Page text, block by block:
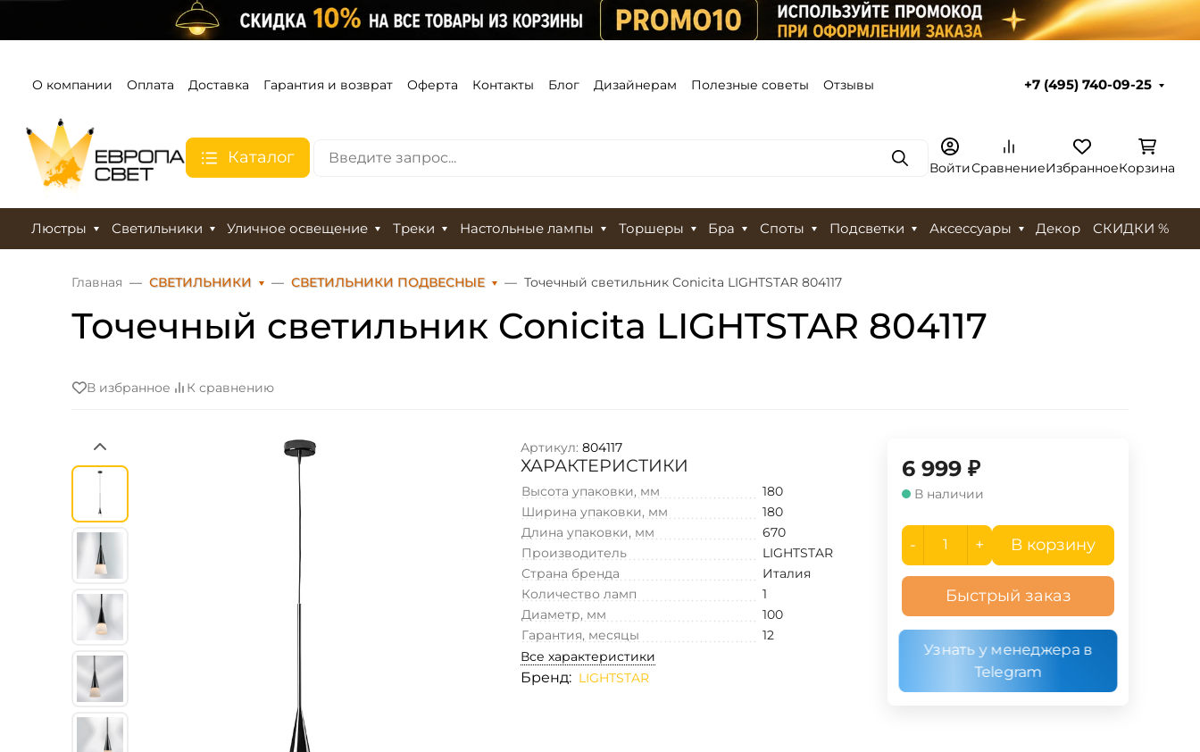
О компании Оплата Доставка Гарантия и возврат Оферта Контакты Блог Дизайнерам Полезные советы Отзывы +7 (495) 740-09-25
Каталог ПоискВойтиСравнениеИзбранноеКорзина
Люстры Светильники Уличное освещение Треки Настольные лампы Торшеры Бра Споты Подсветки Аксессуары Декор СКИДКИ %
Главная СВЕТИЛЬНИКИ СВЕТИЛЬНИКИ ПОДВЕСНЫЕ Точечный светильник Conicita LIGHTSTAR 804117
Точечный светильник Conicita LIGHTSTAR 804117
В избранное К сравнению
Артикул: 804117
ХАРАКТЕРИСТИКИ
Высота упаковки, мм
180
Ширина упаковки, мм
180
Длина упаковки, мм
670
Производитель
LIGHTSTAR
Страна бренда
Италия
Количество ламп
1
Диаметр, мм
100
Гарантия, месяцы
12
Все характеристики
Бренд: LIGHTSTAR
6 999 ₽
В наличии
- + В корзину
Быстрый заказ
Узнать у менеджера в
Telegram